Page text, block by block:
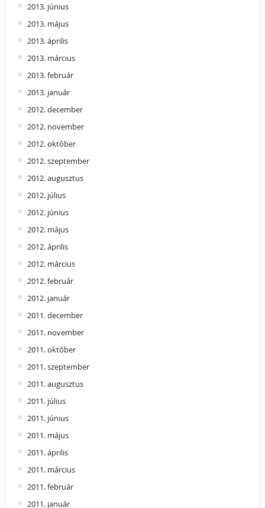
2013. június
2013. május
2013. április
2013. március
2013. február
2013. január
2012. december
2012. november
2012. október
2012. szeptember
2012. augusztus
2012. július
2012. június
2012. május
2012. április
2012. március
2012. február
2012. január
2011. december
2011. november
2011. október
2011. szeptember
2011. augusztus
2011. július
2011. június
2011. május
2011. április
2011. március
2011. február
2011. január